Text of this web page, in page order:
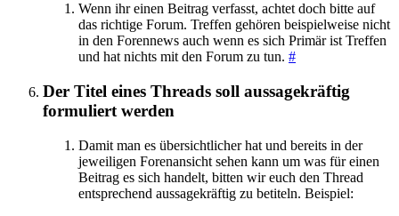
Wenn ihr einen Beitrag verfasst, achtet doch bitte auf
das richtige Forum. Treffen gehören beispielweise nicht
in den Forennews auch wenn es sich Primär ist Treffen
und hat nichts mit den Forum zu tun. #
Der Titel eines Threads soll aussagekräftig
formuliert werden
Damit man es übersichtlicher hat und bereits in der
jeweiligen Forenansicht sehen kann um was für einen
Beitrag es sich handelt, bitten wir euch den Thread
entsprechend aussagekräftig zu betiteln. Beispiel: